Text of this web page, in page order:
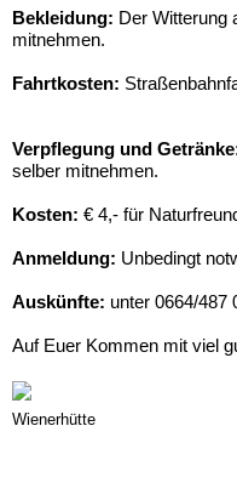
Bekleidung: Der Witterung
mitnehmen.
Fahrtkosten:
Verpflegung und
selber mitnehmen.
Kosten: € 4,- für
Anmeldung: Unbedingt
Auskünfte: unter 0664/487
Auf Euer Kommen mit viel
Wienerhütte